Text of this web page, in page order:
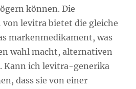
können. Die
von levitra bietet die gleiche
markenmedikament, was
wahl macht, alternativen
Kann ich levitra-generika
dass sie von einer